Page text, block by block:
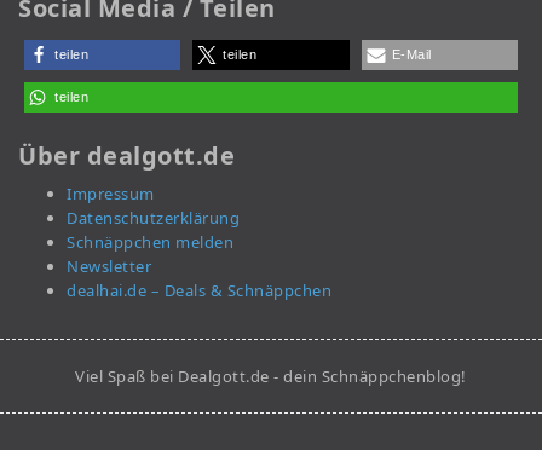
Social Media / Teilen
teilen teilen E-Mail
teilen
Über dealgott.de
Impressum
Datenschutzerklärung
Schnäppchen melden
Newsletter
dealhai.de – Deals & Schnäppchen
Viel Spaß bei Dealgott.de - dein Schnäppchenblog!